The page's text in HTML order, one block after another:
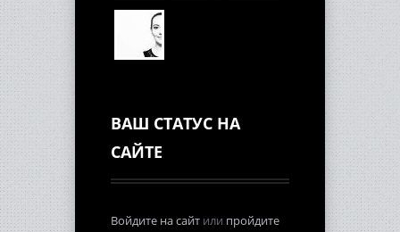
ВАШ СТАТУС НА
САЙТЕ
Войдите на сайт или пройдите